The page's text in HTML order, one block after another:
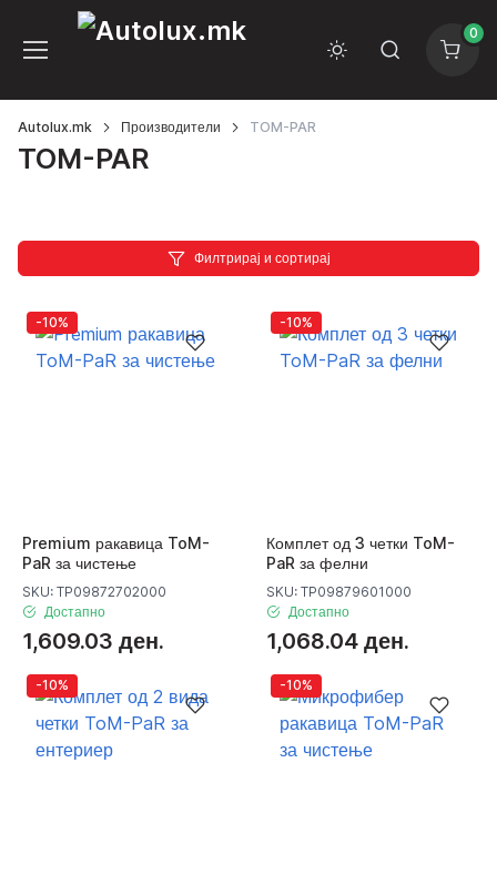
0
Autolux.mk Производители TOM-PAR
TOM-PAR
Филтрирај и сортирај
-10%
Premium ракавица ToM-
PaR за чистење
SKU: TP09872702000
Достапно
1,609.03 ден.
-10%
Комплет од 3 четки ToM-
PaR за фелни
SKU: TP09879601000
Достапно
1,068.04 ден.
-10% -10%